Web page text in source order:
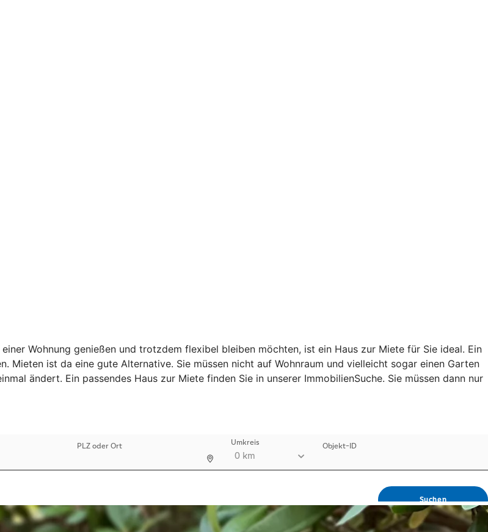
Wohnung genießen und trotzdem flexibel bleiben möchten, ist ein Haus zur Miete für Sie ideal. Ein
Mieten ist da eine gute Alternative. Sie müssen nicht auf Wohnraum und vielleicht sogar einen Garten
ändert. Ein passendes Haus zur Miete finden Sie in unserer ImmobilienSuche. Sie müssen dann nur